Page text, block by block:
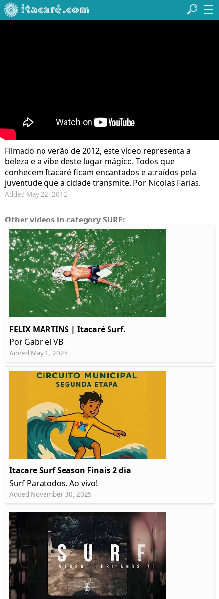
Filmado no verão de 2012, este vídeo representa a
beleza e a vibe deste lugar mágico. Todos que
conhecem Itacaré ficam encantados e atraídos pela
juventude que a cidade transmite. Por Nicolas Farias.
Added May 22, 2012
Other videos in category SURF:
FELIX MARTINS | Itacaré Surf.
Por Gabriel VB
Added May 1, 2025
Itacare Surf Season Finais 2 dia
Surf Paratodos. Ao vivo!
Added November 30, 2025